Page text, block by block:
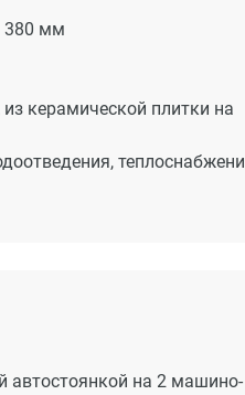
380 мм
керамической плитки на
автостоянкой на 2 машино-